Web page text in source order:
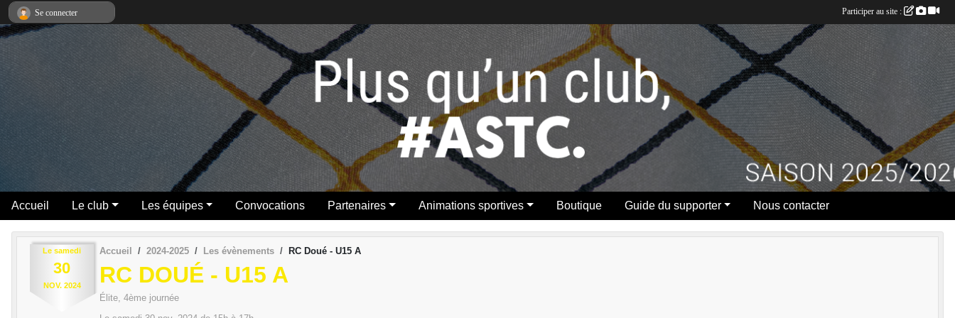
Accueil Le club Les équipes Convocations Partenaires Animations sportives Boutique Guide du supporter Nous contacter
Le samedi
30
NOV. 2024
Accueil 2024-2025 Les évènements RC Doué - U15 A
RC DOUÉ - U15 A
Élite, 4ème journée
Se connecter Participer au site :
Panneau de gestion des cookies